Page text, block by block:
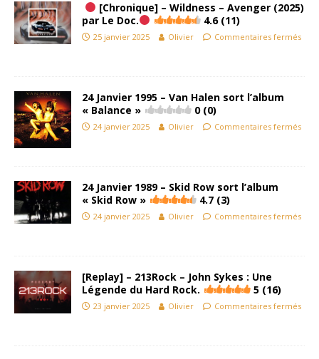
[Chronique] – Wildness – Avenger (2025)
par Le Doc.
4.6 (11)
25 janvier 2025 Olivier Commentaires fermés
24 Janvier 1995 – Van Halen sort l’album
« Balance »
0 (0)
24 janvier 2025 Olivier Commentaires fermés
24 Janvier 1989 – Skid Row sort l’album
« Skid Row »
4.7 (3)
24 janvier 2025 Olivier Commentaires fermés
[Replay] – 213Rock – John Sykes : Une
Légende du Hard Rock.
5 (16)
23 janvier 2025 Olivier Commentaires fermés